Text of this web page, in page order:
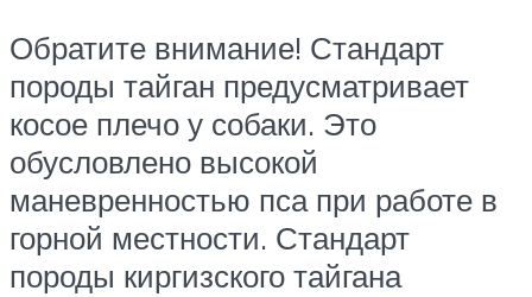
Обратите внимание! Стандарт
породы тайган предусматривает
косое плечо у собаки. Это
обусловлено высокой
маневренностью пса при работе в
горной местности. Стандарт
породы киргизского тайгана